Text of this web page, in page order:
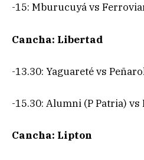
-15: Mburucuyá vs
Cancha: Libertad
-13.30: Yaguareté vs
-15.30: Alumni (P Patria) vs
Cancha: Lipton